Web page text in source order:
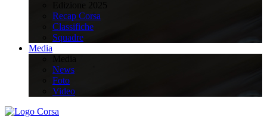
Recap Corsa
Classifiche
Squadre
Media
News
Foto
Video